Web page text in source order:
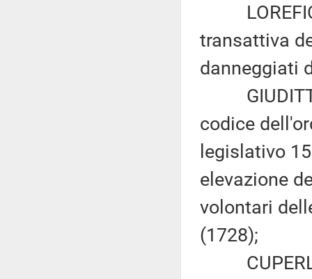
transattiva
danneggiati
codice
legislativo
elevazione
volontari
(1728);